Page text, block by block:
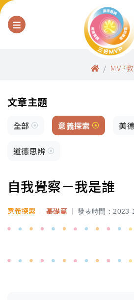
點選開啟選單
首頁 MVP
文章主題
全部 意義探索 美
道德思辨
自我覺察－我是誰
意義探索 ｜ 基礎篇 ｜發表時間：2023-